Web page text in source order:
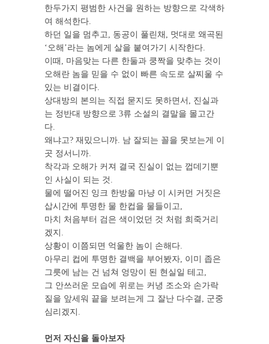
한두가지 평범한 사건을 원하는 방향으로 각색하
여 해석한다.
하던 일을 멈추고, 동공이 풀린채, 멋대로 왜곡된
‘오해’라는 놈에게 살을 붙여가기 시작한다.
이때, 마음맞는 다른 한둘과 쿵짝을 맞추는 것이
오해란 놈을 믿을 수 없이 빠른 속도로 살찌울 수
있는 비결이다.
상대방의 본의는 직접 묻지도 못하면서, 진실과
는 정반대 방향으로 3류 소설의 결말을 몰고간
다.
왜냐고? 재밌으니까. 남 잘되는 꼴을 못보는게 이
곳 정서니까.
착각과 오해가 커져 결국 진실이 없는 껍데기뿐
인 사실이 되는 것.
물에 떨어진 잉크 한방울 마냥 이 시커먼 거짓은
삽시간에 투명한 물 한컵을 물들이고,
마치 처음부터 검은 색이었던 것 처럼 희죽거리
겠지.
상황이 이쯤되면 억울한 놈이 손해다.
아무리 컵에 투명한 결백을 부어봤자, 이미 좁은
그릇에 남는 건 넘쳐 엉망이 된 현실일 테고,
그 안쓰러운 모습에 위로는 커녕 조소와 손가락
질을 앞세워 끝을 보려는게 그 잘난 다수결, 군중
심리겠지.
먼저 자신을 돌아보자